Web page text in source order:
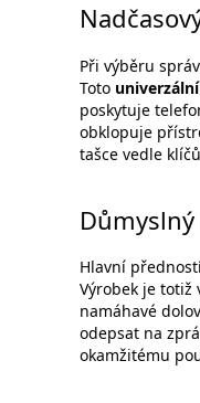
Při výběru
Toto
poskytuje
obklopuje
tašce vedle
Hlavní
Výrobek je totiž
namáhavé
odepsat na
okamžitému